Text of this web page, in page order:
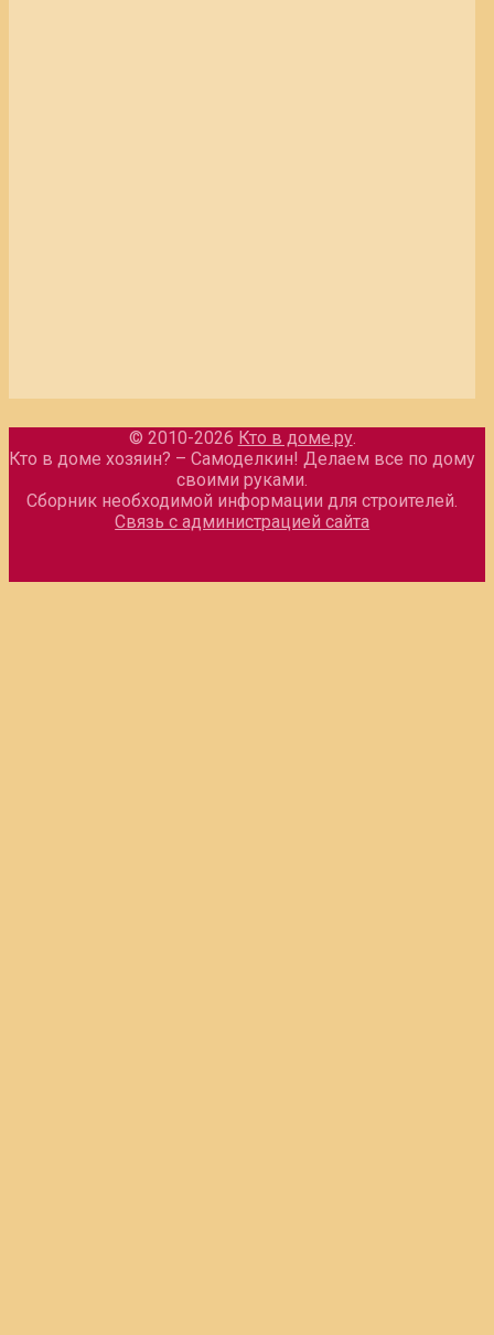
© 2010-2026 Кто в доме.ру.
Кто в доме хозяин? – Самоделкин! Делаем все по дому
своими руками.
Сборник необходимой информации для строителей.
Связь с администрацией сайта